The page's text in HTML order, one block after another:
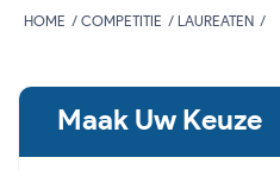
HOME COMPETITIE LAUREATEN
Maak Uw Keuze